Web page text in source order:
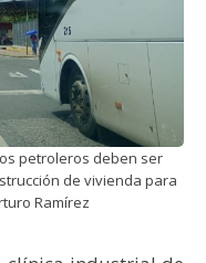
petroleros deben ser
de vivienda para
Ramírez